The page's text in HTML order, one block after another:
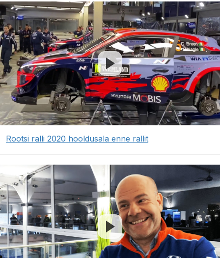
Rootsi ralli 2020 hooldusala enne rallit